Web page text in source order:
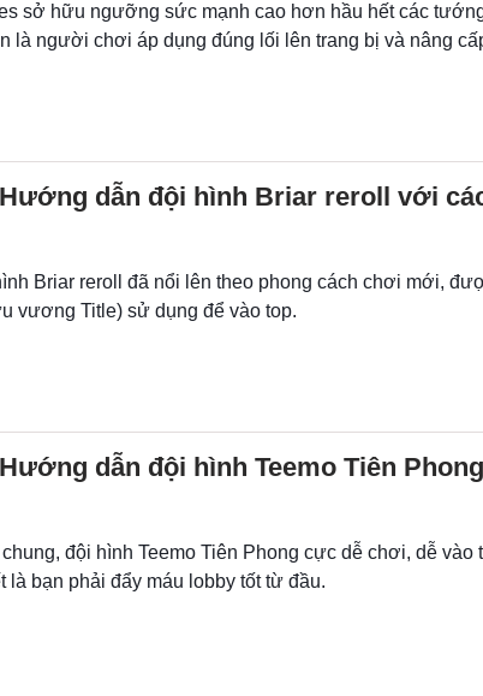
sở hữu ngưỡng sức mạnh cao hơn hầu hết các
là người chơi áp dụng đúng lối lên trang bị và nâng
dẫn đội hình Briar reroll với
Briar reroll đã nổi lên theo phong cách chơi mới,
vương Title) sử dụng để vào top.
dẫn đội hình Teemo Tiên
đội hình Teemo Tiên Phong cực dễ chơi, dễ vào
là bạn phải đẩy máu lobby tốt từ đầu.